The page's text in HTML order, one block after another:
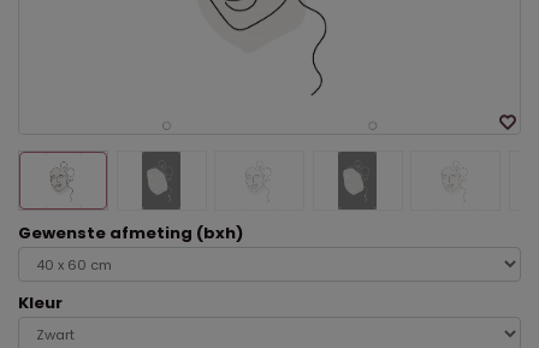
Gewenste afmeting (bxh)
Kleur